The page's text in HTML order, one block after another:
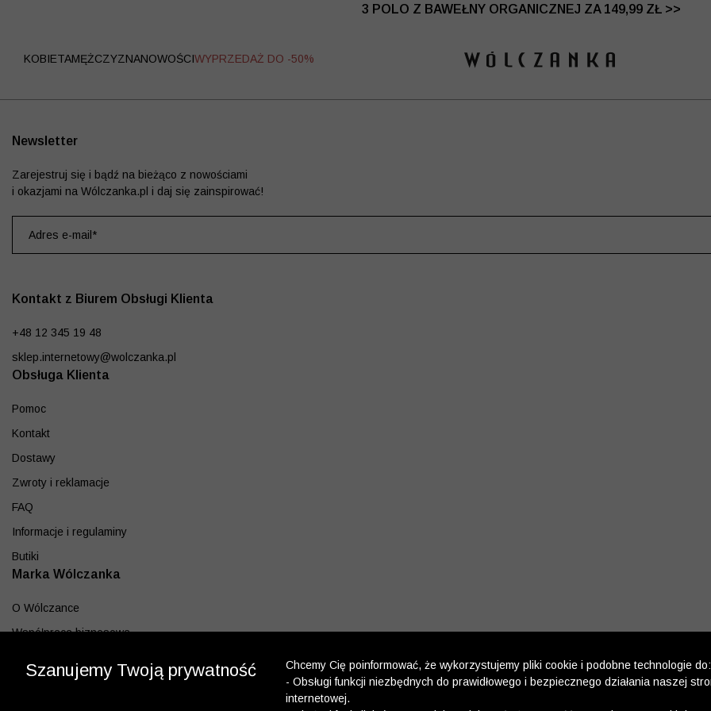
3 POLO Z BAWEŁNY ORGANICZNEJ ZA 149,99 ZŁ >>
WYPRZEDAŻ DO -50% | DODATKOWE -30% NA DRUGI I TRZECI
KOBIETAMĘŻCZYZNANOWOŚCIWYPRZEDAŻ DO -50%
Kontakt z Biurem Obsługi Klienta
+48 12 345 19 48
sklep.internetowy@wolczanka.pl
Obsługa Klienta
Pomoc
Kontakt
Dostawy
Zwroty i reklamacje
FAQ
Informacje i regulaminy
Butiki
Marka Wólczanka
O Wólczance
Współpraca biznesowa
Program lojalnościowy
Newsletter
Zarejestruj się i bądź na bieżąco z nowościami
i okazjami na Wólczanka.pl i daj się zainspirować!
Szanujemy Twoją prywatność
Chcemy Cię poinformować, że wykorzystujemy pliki cookie i podobne technologie do:
- Obsługi funkcji niezbędnych do prawidłowego i bezpiecznego działania naszej
internetowej.